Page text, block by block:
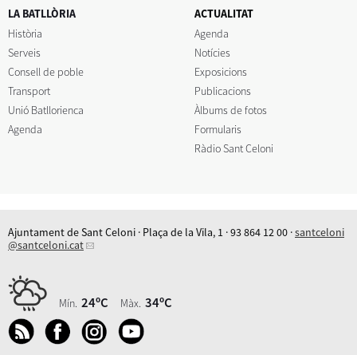
LA BATLLÒRIA
Història
Serveis
Consell de poble
Transport
Unió Batllorienca
Agenda
ACTUALITAT
Agenda
Notícies
Exposicions
Publicacions
Àlbums de fotos
Formularis
Ràdio Sant Celoni
Ajuntament de Sant Celoni · Plaça de la Vila, 1 · 93 864 12 00 ·santceloni
@santceloni.cat
Mín. 24ºC Màx. 34ºC